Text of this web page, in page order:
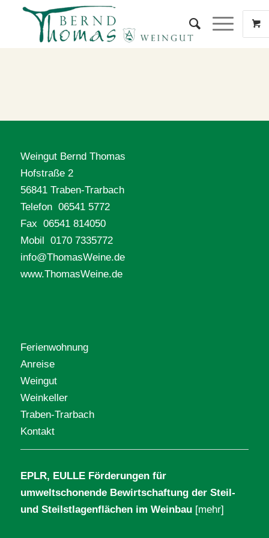
content
Weingut Bernd Thomas
Hofstraße 2
56841 Traben-Trarbach
Telefon 06541 5772
Fax 06541 814050
Mobil 0170 7335772
info@ThomasWeine.de
www.ThomasWeine.de
Ferienwohnung
Anreise
Weingut
Weinkeller
Traben-Trarbach
Kontakt
EPLR, EULLE Förderungen für
umweltschonende Bewirtschaftung der Steil-
und Steilstlagenflächen im Weinbau [mehr]